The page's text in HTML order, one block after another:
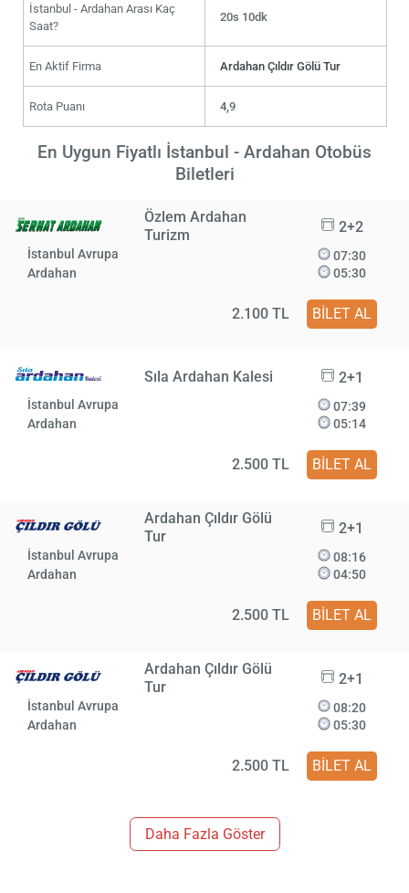
İstanbul - Ardahan Arası Kaç
Saat?
20s 10dk
En Aktif Firma Ardahan Çıldır Gölü Tur
Rota Puanı 4,9
En Uygun Fiyatlı İstanbul - Ardahan Otobüs
Biletleri
Özlem Ardahan
Turizm
2+2
İstanbul Avrupa
Ardahan
07:30
05:30
2.100 TL BİLET AL
Sıla Ardahan Kalesi 2+1
İstanbul Avrupa
Ardahan
07:39
05:14
2.500 TL BİLET AL
Ardahan Çıldır Gölü
Tur
2+1
İstanbul Avrupa
Ardahan
08:16
04:50
2.500 TL BİLET AL
Ardahan Çıldır Gölü
Tur
2+1
İstanbul Avrupa
Ardahan
08:20
05:30
2.500 TL BİLET AL
Daha Fazla Göster